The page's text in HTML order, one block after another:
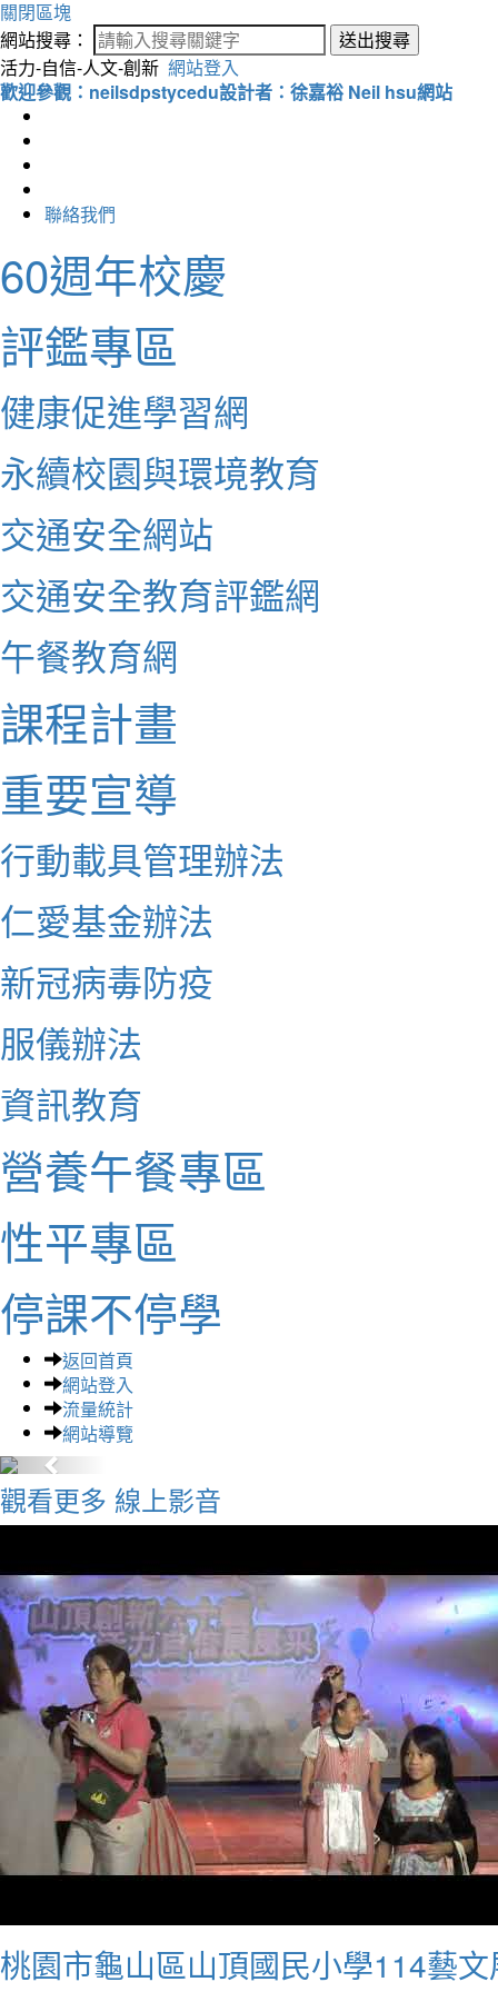
關閉區塊
網站搜尋：
送出搜尋
活力-自信-人文-創新 網站登入
歡迎參觀：neilsdpstycedu設計者：徐嘉裕 Neil hsu網站
聯絡我們
60週年校慶
評鑑專區
健康促進學習網
永續校園與環境教育
交通安全網站
交通安全教育評鑑網
午餐教育網
課程計畫
重要宣導
行動載具管理辦法
仁愛基金辦法
新冠病毒防疫
服儀辦法
資訊教育
營養午餐專區
性平專區
停課不停學
返回首頁
網站登入
流量統計
網站導覽
觀看更多 線上影音
桃園市龜山區山頂國民小學114藝